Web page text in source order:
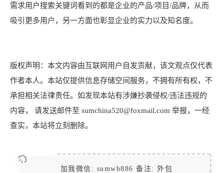
需求用户搜索关键词看到的都是企业的产品/项目/品牌，从而
吸引更多用户，另一方面也彰显企业的实力以及知名度。
版权声明：本文内容由互联网用户自发贡献，该文观点仅代表
作者本人。本站仅提供信息存储空间服务，不拥有所有权，不
承担相关法律责任。如发现本站有涉嫌抄袭侵权/违法违规的
内容， 请发送邮件至 sumchina520@foxmail.com 举报，一经
查实，本站将立刻删除。
加我微信: sumwb886 备注: 外包